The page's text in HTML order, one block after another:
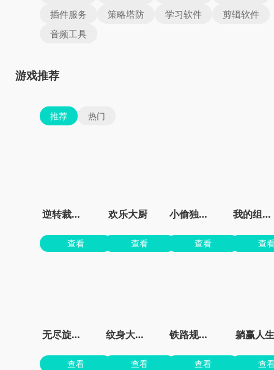
插件服务
策略塔防 学习软件
剪辑软件
音频工具
游戏推荐
推荐 热门
逆转裁判3汉化版虫虫助手
查看
欢乐大厨
查看
小偷独角兽免费
查看
我的组装车
查
无尽旋转模拟器
查看
纹身大师墨水颜色
查看
铁路规划新星
查看
躺赢人生
查